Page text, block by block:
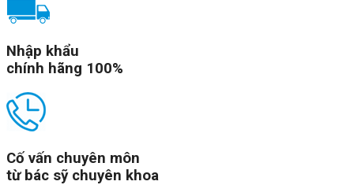
Nhập khẩu
chính hãng 100%
Cố vấn chuyên môn
từ bác sỹ chuyên khoa